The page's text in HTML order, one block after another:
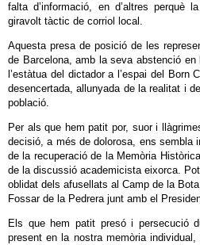
falta d’informació, en d’altres
giravolt tàctic de corriol local.
Aquesta presa de posició de les
de Barcelona, amb la seva abstenció
l’estàtua del dictador a l’espai del Born
desencertada, allunyada de la realitat i
població.
Per als que hem patit por, suor i
decisió, a més de dolorosa, ens sembla
de la recuperació de la Memòria
de la discussió academicista eixorca.
oblidat dels afusellats al Camp de la
Fossar de la Pedrera junt amb el
Els que hem patit presó i persecució
present en la nostra memòria